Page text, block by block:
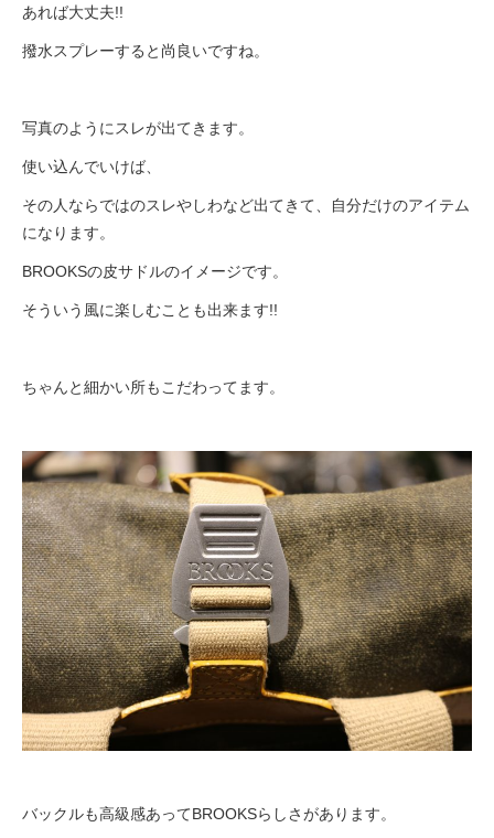
あれば大丈夫!!
撥水スプレーすると尚良いですね。
写真のようにスレが出てきます。
使い込んでいけば、
その人ならではのスレやしわなど出てきて、自分だけのアイテム
になります。
BROOKSの皮サドルのイメージです。
そういう風に楽しむことも出来ます!!
ちゃんと細かい所もこだわってます。
バックルも高級感あってBROOKSらしさがあります。